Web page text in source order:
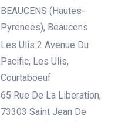
BEAUCENS (Hautes-
Pyrenees), Beaucens
Les Ulis 2 Avenue Du
Pacific, Les Ulis,
Courtaboeuf
65 Rue De La Liberation,
73303 Saint Jean De